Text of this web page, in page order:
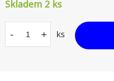
Skladem 2 ks
- + ks